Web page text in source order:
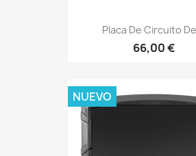
Placa De Circuito
66,00 €
NUEVO